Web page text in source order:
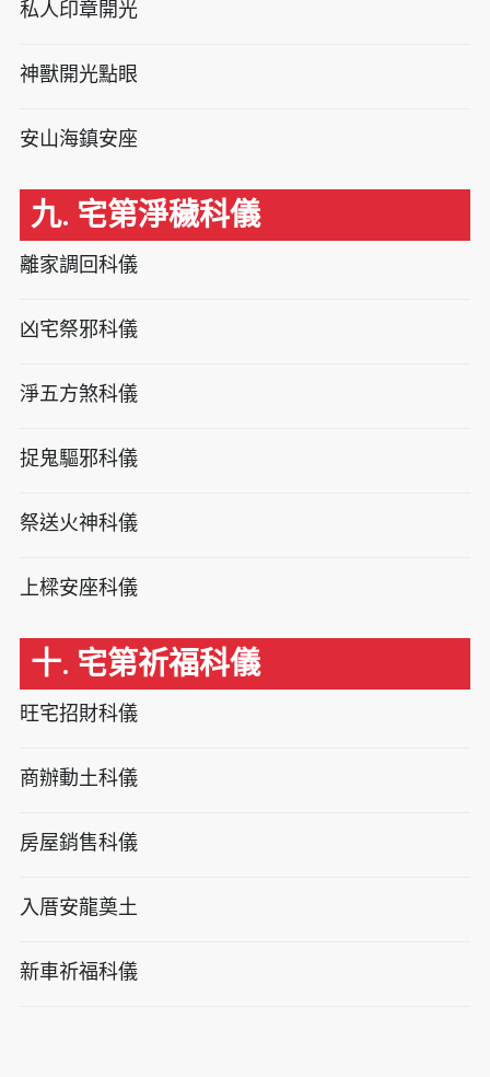
私人印章開光
神獸開光點眼
安山海鎮安座
九. 宅第淨穢科儀
離家調回科儀
凶宅祭邪科儀
淨五方煞科儀
捉鬼驅邪科儀
祭送火神科儀
上樑安座科儀
十. 宅第祈福科儀
旺宅招財科儀
商辦動土科儀
房屋銷售科儀
入厝安龍奠土
新車祈福科儀